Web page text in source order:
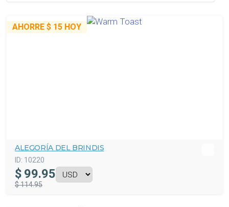
AHORRE $ 15 HOY
ALEGORÍA DEL BRINDIS
ID: 10220
$ 99.95
$ 114.95